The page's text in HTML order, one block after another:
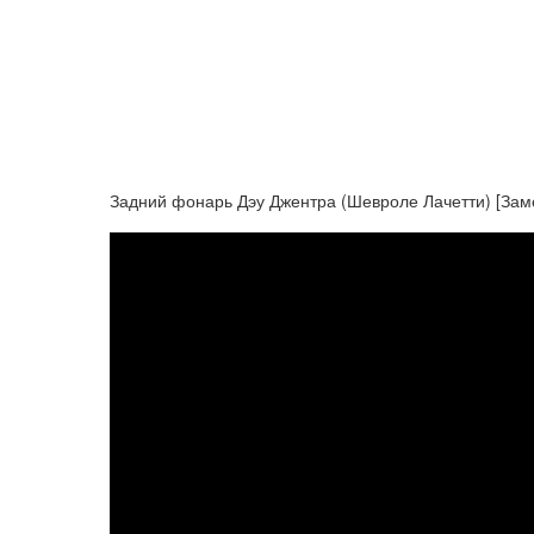
Задний фонарь Дэу Джентра (Шевроле Лачетти)